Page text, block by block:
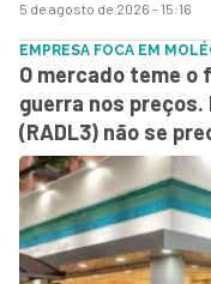
5 de agosto de 2026 - 15:16
EMPRESA FOCA EM
O mercado teme o
guerra nos preços.
(RADL3) não se